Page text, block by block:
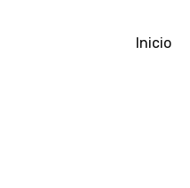
Inicio